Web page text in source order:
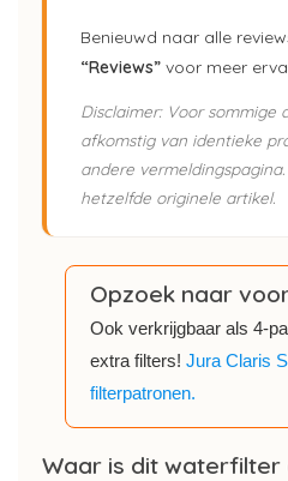
Benieuwd naar alle
“Reviews” voor meer
Disclaimer: Voor sommige
afkomstig van identieke
andere
hetzelfde originele artikel.
Opzoek naar
Ook verkrijgbaar als 4-
extra filters! Jura Claris
filterpatronen.
Waar is dit waterfilter